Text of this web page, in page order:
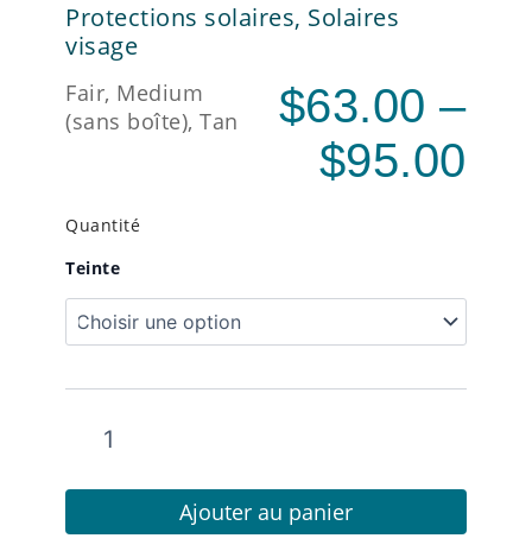
Protections solaires, Solaires
visage
Fair, Medium
(sans boîte), Tan
$63.00 –
$95.00
Quantité
Teinte
de
Poudre
Protection
FPS
Ajouter au panier